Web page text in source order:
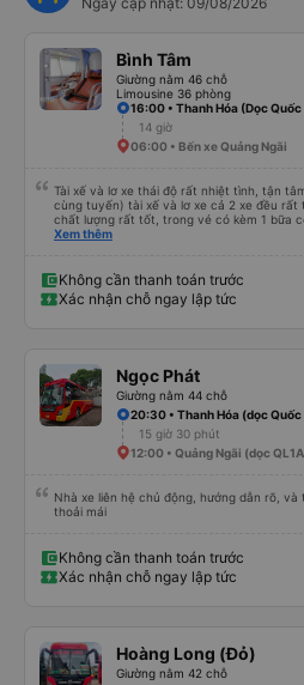
Bình Tâm
Giường nằm 46 chỗ
Limousine 36 phòng
16:00 • Thanh Hóa (Dọc Quốc
14 giờ
06:00 • Bến xe Quảng Ngãi
Tài xế và lơ xe thái độ rất nhiệt tình, tận
cùng tuyến) tài xế và lơ xe cả 2 xe đều rất
chất lượng rất tốt, trong vé có kèm 1 bữa
trên app 45p, nhưng do bão nên trời mưa
Xem thêm
Không cần thanh toán trước
Xác nhận chỗ ngay lập tức
Ngọc Phát
Giường nằm 44 chỗ
20:30 • Thanh Hóa (dọc Quốc
15 giờ 30 phút
12:00 • Quảng Ngãi (dọc
Nhà xe liên hệ chủ động, hướng dẫn rõ, và
thoải mái
Không cần thanh toán trước
Xác nhận chỗ ngay lập tức
Hoàng Long (Đỏ)
Giường nằm 42 chỗ